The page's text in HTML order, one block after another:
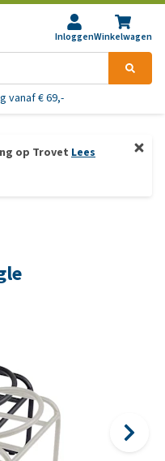
InloggenWinkelwagen
vanaf € 69,-
op Trovet Lees